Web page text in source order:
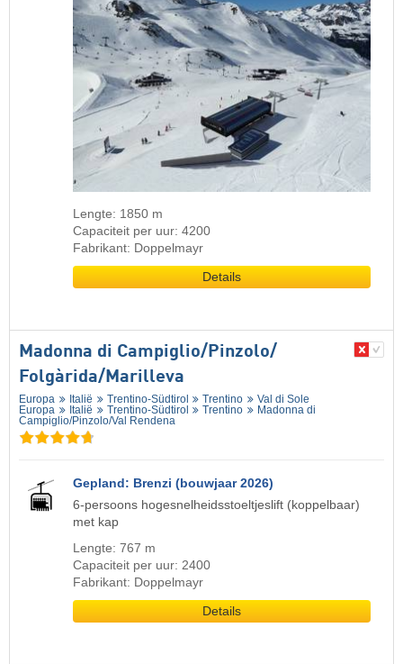
Lengte: 1850 m
Capaciteit per uur: 4200
Fabrikant: Doppelmayr
Details
Madonna di Campiglio/​Pinzolo/​
Folgàrida/​Marilleva
Europa Italië Trentino-Südtirol Trentino
Val di Sole
Europa
Italië Trentino-Südtirol Trentino
Madonna di
Campiglio/​Pinzolo/​Val Rendena
Gepland: Brenzi (bouwjaar 2026)
6-persoons hogesnelheidsstoeltjeslift (koppelbaar)
met kap
Lengte: 767 m
Capaciteit per uur: 2400
Fabrikant: Doppelmayr
Details